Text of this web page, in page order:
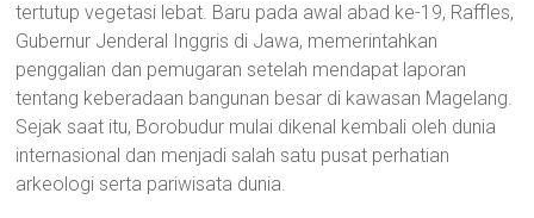
tertutup vegetasi lebat. Baru pada awal abad ke-19, Raffles,
Gubernur Jenderal Inggris di Jawa, memerintahkan
penggalian dan pemugaran setelah mendapat laporan
tentang keberadaan bangunan besar di kawasan Magelang.
Sejak saat itu, Borobudur mulai dikenal kembali oleh dunia
internasional dan menjadi salah satu pusat perhatian
arkeologi serta pariwisata dunia.